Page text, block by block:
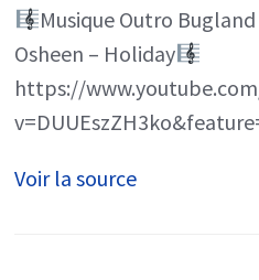
Musique Outro Bugland
Osheen – Holiday
https://
Voir la source